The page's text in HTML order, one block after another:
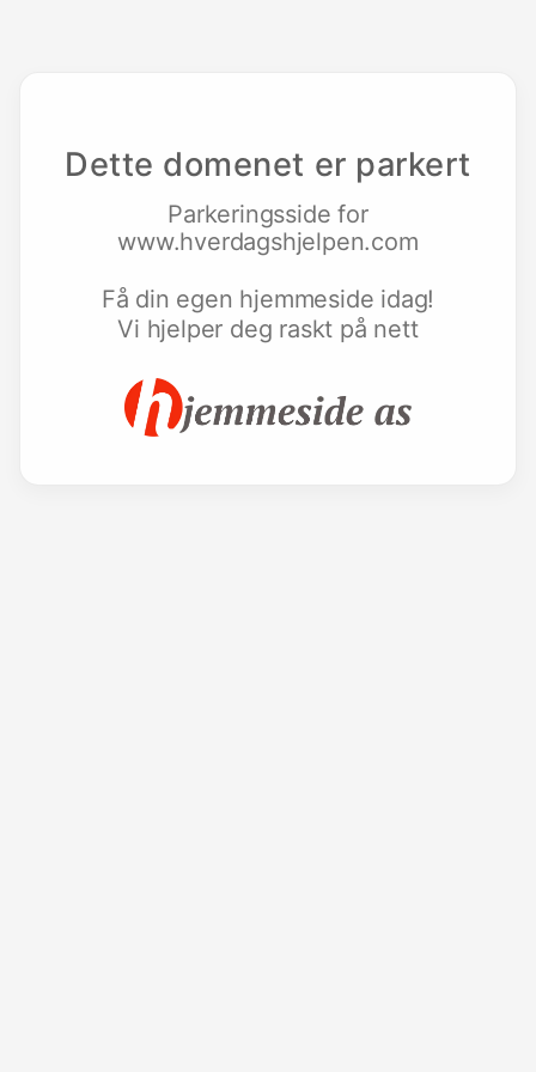
Dette domenet er parkert
Parkeringsside for
www.hverdagshjelpen.com
Få din egen hjemmeside idag!
Vi hjelper deg raskt på nett